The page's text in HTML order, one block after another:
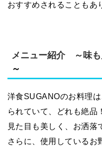
おすすめされることもあ
メニュー紹介 ～味も
～
洋食SUGANOのお料理
られていて、どれも絶品！
見た目も美しく、お洒落
さらに、使用しているお